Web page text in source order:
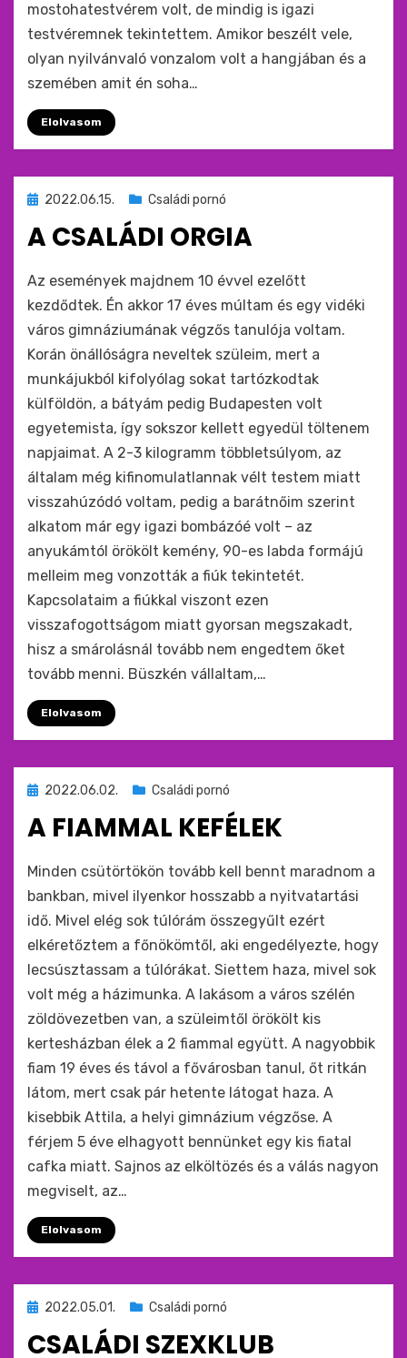
mostohatestvérem volt, de mindig is igazi
testvéremnek tekintettem. Amikor beszélt vele,
olyan nyilvánvaló vonzalom volt a hangjában és a
szemében amit én soha…
Elolvasom
Beküldve
:
2022.06.15. Családi pornó
A CSALÁDI ORGIA
monkey
Az események majdnem 10 évvel ezelőtt
kezdődtek. Én akkor 17 éves múltam és egy vidéki
város gimnáziumának végzős tanulója voltam.
Korán önállóságra neveltek szüleim, mert a
munkájukból kifolyólag sokat tartózkodtak
külföldön, a bátyám pedig Budapesten volt
egyetemista, így sokszor kellett egyedül töltenem
napjaimat. A 2-3 kilogramm többletsúlyom, az
általam még kifinomulatlannak vélt testem miatt
visszahúzódó voltam, pedig a barátnőim szerint
alkatom már egy igazi bombázóé volt – az
anyukámtól örökölt kemény, 90-es labda formájú
melleim meg vonzották a fiúk tekintetét.
Kapcsolataim a fiúkkal viszont ezen
visszafogottságom miatt gyorsan megszakadt,
hisz a smárolásnál tovább nem engedtem őket
tovább menni. Büszkén vállaltam,…
Elolvasom
Beküldve
:
2022.06.02. Családi pornó
A FIAMMAL KEFÉLEK
by monkey
Minden csütörtökön tovább kell bennt maradnom a
bankban, mivel ilyenkor hosszabb a nyitvatartási
idő. Mivel elég sok túlórám összegyűlt ezért
elkéretőztem a főnökömtől, aki engedélyezte, hogy
lecsúsztassam a túlórákat. Siettem haza, mivel sok
volt még a házimunka. A lakásom a város szélén
zöldövezetben van, a szüleimtől örökölt kis
kertesházban élek a 2 fiammal együtt. A nagyobbik
fiam 19 éves és távol a fővárosban tanul, őt ritkán
látom, mert csak pár hetente látogat haza. A
kisebbik Attila, a helyi gimnázium végzőse. A
férjem 5 éve elhagyott bennünket egy kis fiatal
cafka miatt. Sajnos az elköltözés és a válás nagyon
megviselt, az…
Elolvasom
Beküldve
:
2022.05.01. Családi pornó
CSALÁDI SZEXKLUB